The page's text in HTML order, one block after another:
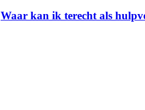
Waar kan ik terecht als